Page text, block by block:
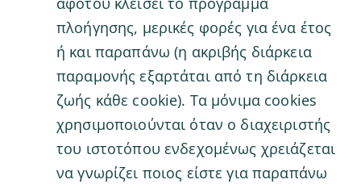
πλοήγησης, μερικές φορές για ένα έτος
ή και παραπάνω (η ακριβής διάρκεια
παραμονής εξαρτάται από τη διάρκεια
ζωής κάθε cookie). Τα μόνιμα cookies
χρησιμοποιούνται όταν ο διαχειριστής
του ιστοτόπου ενδεχομένως χρειάζεται
να γνωρίζει ποιος είστε για παραπάνω